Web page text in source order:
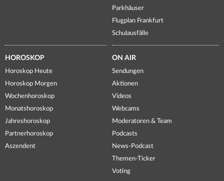
Parkhäuser
Flugplan Frankfurt
Schulausfälle
HOROSKOP
Horoskop Heute
Horoskop Morgen
Wochenhoroskop
Monatshoroskop
Jahreshoroskop
Partnerhoroskop
Aszendent
ON AIR
Sendungen
Aktionen
Videos
Webcams
Moderatoren & Team
Podcasts
News-Podcast
Themen-Ticker
Voting